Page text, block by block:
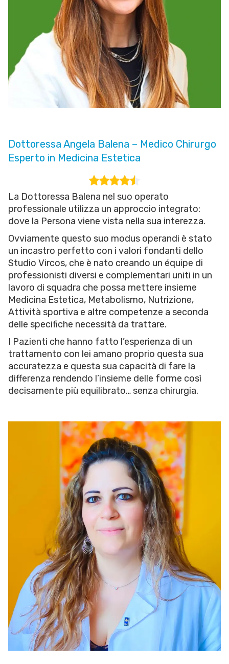
Dottoressa Angela Balena – Medico Chirurgo
Esperto in Medicina Estetica
La Dottoressa Balena nel suo operato
professionale utilizza un approccio integrato:
dove la Persona viene vista nella sua interezza.
Ovviamente questo suo modus operandi è stato
un incastro perfetto con i valori fondanti dello
Studio Vircos, che è nato creando un équipe di
professionisti diversi e complementari uniti in un
lavoro di squadra che possa mettere insieme
Medicina Estetica, Metabolismo, Nutrizione,
Attività sportiva e altre competenze a seconda
delle specifiche necessità da trattare.
I Pazienti che hanno fatto l’esperienza di un
trattamento con lei amano proprio questa sua
accuratezza e questa sua capacità di fare la
differenza rendendo l’insieme delle forme così
decisamente più equilibrato… senza chirurgia.